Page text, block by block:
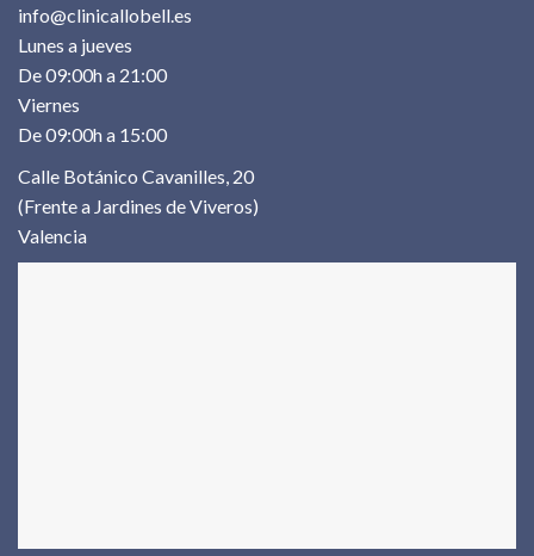
info@clinicallobell.es
Lunes a jueves
De 09:00h a 21:00
Viernes
De 09:00h a 15:00
Calle Botánico Cavanilles, 20
(Frente a Jardines de Viveros)
Valencia